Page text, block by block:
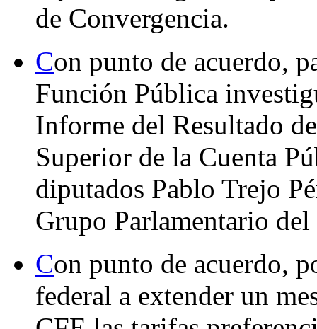
de Convergencia.
Con punto de acuerdo,
Función Pública
Informe del Resultado
Superior de la Cuenta
diputados Pablo Trejo
Grupo Parlamentario
Con punto de acuerdo,
federal a extender un